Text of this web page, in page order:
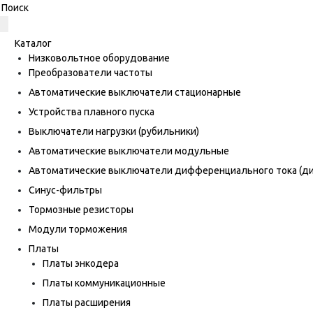
Каталог
Низковольтное оборудование
Преобразователи частоты
Автоматические выключатели стационарные
Устройства плавного пуска
Выключатели нагрузки (рубильники)
Автоматические выключатели модульные
Автоматические выключатели дифференциального тока
Синус-фильтры
Тормозные резисторы
Модули торможения
Платы
Платы энкодера
Платы коммуникационные
Платы расширения